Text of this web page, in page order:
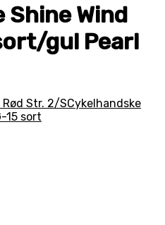
Shine Wind
gul Pearl
Str. 2/SCykelhandske
15 sort